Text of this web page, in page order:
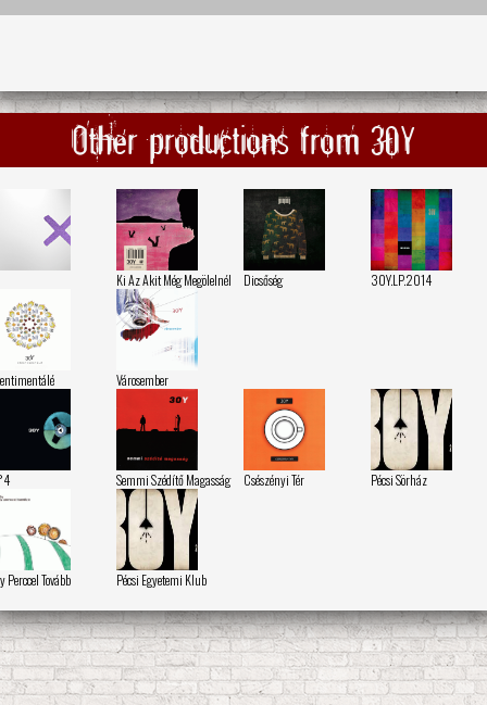
Other productions from 30Y
Ki Az Akit Még Megölelnél Dicsőség 30Y.LP.2014
Városember
Semmi Szédítő Magasság Csészényi Tér Pécsi Sörház
Perccel Tovább Pécsi Egyetemi Klub